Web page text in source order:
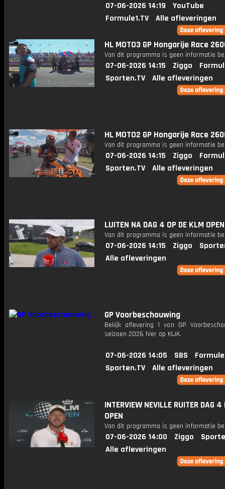
07-06-2026 14:19
YouTube
Formule1.TV
Alle afleveringen
HL MOTO3 GP Hongarije Race
Van dit programma is geen informatie
07-06-2026 14:15 Ziggo
Sporten.TV
Alle afleveringen
HL MOTO2 GP Hongarije Race
Van dit programma is geen informatie
07-06-2026 14:15 Ziggo
Sporten.TV
Alle afleveringen
LUITEN NA DAG 4 OP DE KLM OPEN
Van dit programma is geen informatie
07-06-2026 14:15 Ziggo
Alle afleveringen
GP Voorbeschouwing
Bekijk aflevering 1 van GP
seizoen 2026 hier op KIJK.
07-06-2026 14:05 SBS
Sporten.TV
Alle afleveringen
INTERVIEW NEVILLE RUITER DAG
OPEN
Van dit programma is geen informatie
07-06-2026 14:00 Ziggo
Alle afleveringen